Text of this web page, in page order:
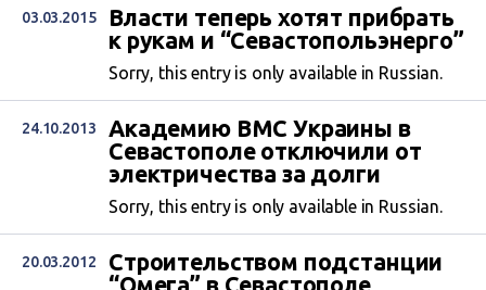
03.03.2015
Власти теперь хотят прибрать
к рукам и “Севастопольэнерго”
Sorry, this entry is only available in Russian.
24.10.2013
Академию ВМС Украины в
Севастополе отключили от
электричества за долги
Sorry, this entry is only available in Russian.
20.03.2012
Строительством подстанции